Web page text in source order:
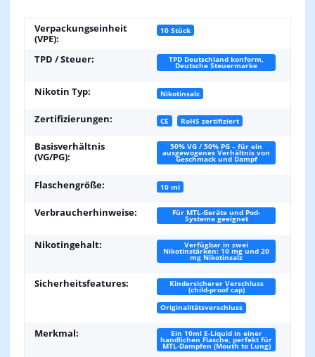
Verpackungseinheit
(VPE):
10 Stück
TPD / Steuer: TPD Deutschland konform,
Deutsche Steuermarke
Nikotin Typ: Nikotinsalz
Zertifizierungen: CE RoHS zertifiziert
Basisverhältnis
(VG/PG):
50% VG / 50% PG – für ein
ausgewogenes Verhältnis von
Geschmack und Dampf
Flaschengröße: 10 ml
Verbraucherhinweise: Für MTL-Geräte und Pod-
Systeme geeignet
Nikotingehalt: Verfügbar in zwei
Nikotinstärken: 10 mg und 20
mg Nikotinsalz
Sicherheitsfeatures: Kindersicherer Verschluss
(child-proof cap)
Originalitätsverschluss
Merkmal: Ein 10ml E-Liquid in einer
handlichen Flasche, perfekt für
MTL-Dampfen (Mouth to Lung)